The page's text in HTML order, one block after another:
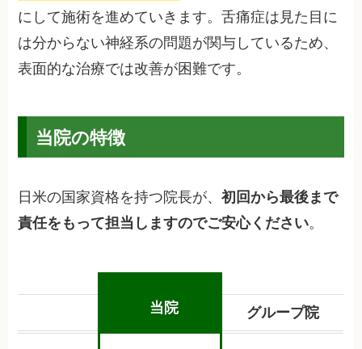
にして施術を進めていきます。舌痛症は見た目に
は分からない神経系の問題が関与しているため、
表面的な治療では改善が困難です。
当院の特徴
日米の国家資格を持つ院長が、初回から最後まで
責任をもって担当しますのでご安心ください。
当院 グループ院